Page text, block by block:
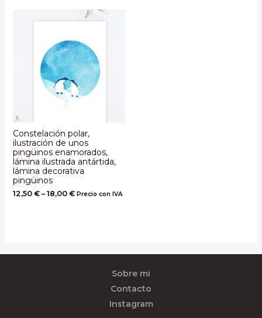
Constelación polar,
ilustración de unos
pingüinos enamorados,
lámina ilustrada antártida,
lámina decorativa
pingüinos
12,50 €– 18,00 € Precio con IVA
Sobre mi
Contacto
Instagram